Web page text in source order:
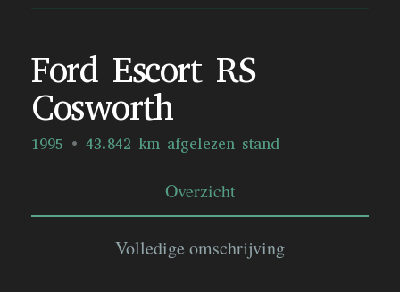
Ford Escort RS
Cosworth
1995 43.842 km afgelezen stand
Overzicht
Volledige omschrijving